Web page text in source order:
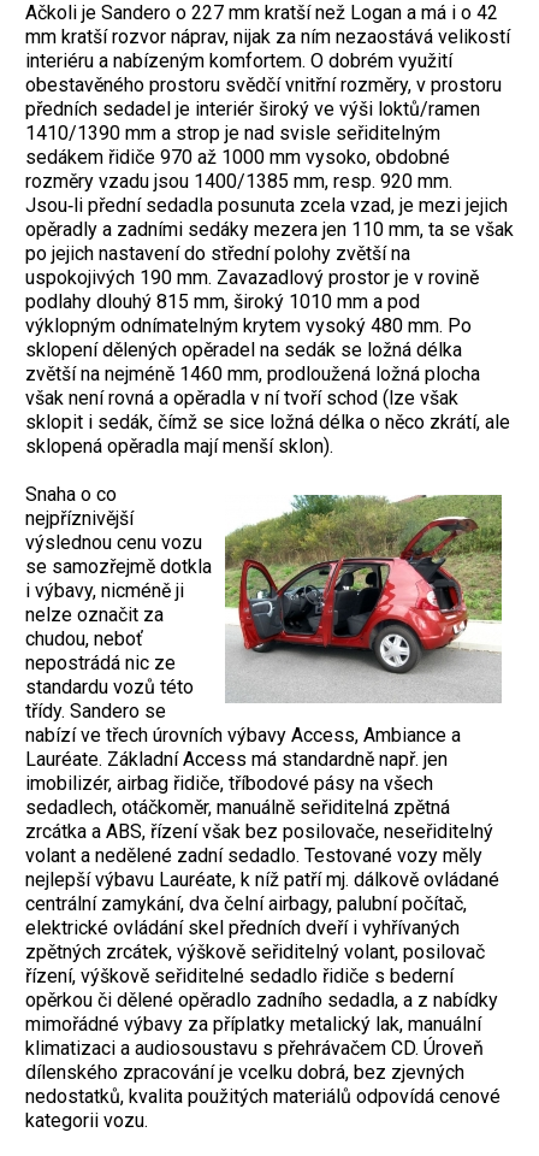
Ačkoli je Sandero o 227 mm kratší než Logan a má i o 42
mm kratší rozvor náprav, nijak za ním nezaostává velikostí
interiéru a nabízeným komfortem. O dobrém využití
obestavěného prostoru svědčí vnitřní rozměry, v prostoru
předních sedadel je interiér široký ve výši loktů/ramen
1410/1390 mm a strop je nad svisle seřiditelným
sedákem řidiče 970 až 1000 mm vysoko, obdobné
rozměry vzadu jsou 1400/1385 mm, resp. 920 mm.
Jsou‑li přední sedadla posunuta zcela vzad, je mezi jejich
opěradly a zadními sedáky mezera jen 110 mm, ta se však
po jejich nastavení do střední polohy zvětší na
uspokojivých 190 mm. Zavazadlový prostor je v rovině
podlahy dlouhý 815 mm, široký 1010 mm a pod
výklopným odnímatelným krytem vysoký 480 mm. Po
sklopení dělených opěradel na sedák se ložná délka
zvětší na nejméně 1460 mm, prodloužená ložná plocha
však není rovná a opěradla v ní tvoří schod (lze však
sklopit i sedák, čímž se sice ložná délka o něco zkrátí, ale
sklopená opěradla mají menší sklon).
Snaha o co
nejpříznivější
výslednou cenu vozu
se samozřejmě dotkla
i výbavy, nicméně ji
nelze označit za
chudou, neboť
nepostrádá nic ze
standardu vozů této
třídy. Sandero se
nabízí ve třech úrovních výbavy Access, Ambiance a
Lauréate. Základní Access má standardně např. jen
imobilizér, airbag řidiče, tříbodové pásy na všech
sedadlech, otáčkoměr, manuálně seřiditelná zpětná
zrcátka a ABS, řízení však bez posilovače, neseřiditelný
volant a nedělené zadní sedadlo. Testované vozy měly
nejlepší výbavu Lauréate, k níž patří mj. dálkově ovládané
centrální zamykání, dva čelní airbagy, palubní počítač,
elektrické ovládání skel předních dveří i vyhřívaných
zpětných zrcátek, výškově seřiditelný volant, posilovač
řízení, výškově seřiditelné sedadlo řidiče s bederní
opěrkou či dělené opěradlo zadního sedadla, a z nabídky
mimořádné výbavy za příplatky metalický lak, manuální
klimatizaci a audiosoustavu s přehrávačem CD. Úroveň
dílenského zpracování je vcelku dobrá, bez zjevných
nedostatků, kvalita použitých materiálů odpovídá cenové
kategorii vozu.